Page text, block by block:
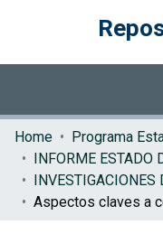
Communities &
Browse DSpace
Statistics
Home